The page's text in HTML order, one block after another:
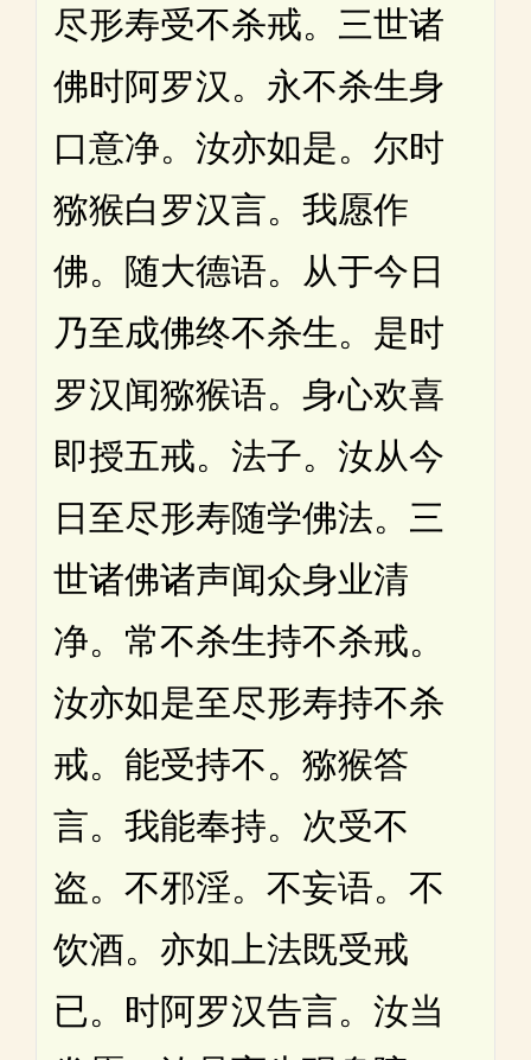
尽形寿受不杀戒。三世诸
佛时阿罗汉。永不杀生身
口意净。汝亦如是。尔时
猕猴白罗汉言。我愿作
佛。随大德语。从于今日
乃至成佛终不杀生。是时
罗汉闻猕猴语。身心欢喜
即授五戒。法子。汝从今
日至尽形寿随学佛法。三
世诸佛诸声闻众身业清
净。常不杀生持不杀戒。
汝亦如是至尽形寿持不杀
戒。能受持不。猕猴答
言。我能奉持。次受不
盗。不邪淫。不妄语。不
饮酒。亦如上法既受戒
已。时阿罗汉告言。汝当